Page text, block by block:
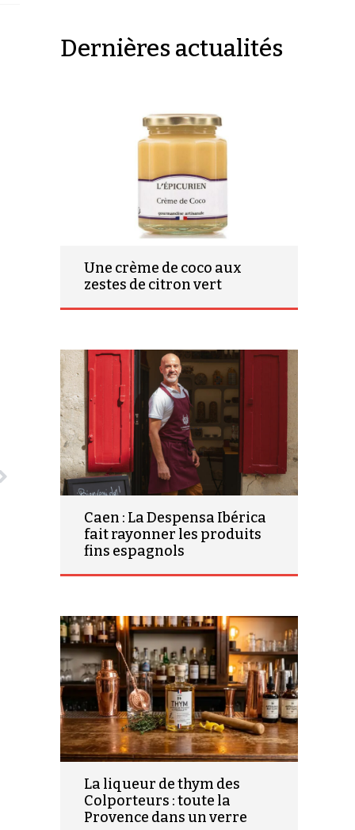
Dernières actualités
Une crème de coco aux
zestes de citron vert
Caen : La Despensa Ibérica
fait rayonner les produits
fins espagnols
La liqueur de thym des
Colporteurs : toute la
Provence dans un verre